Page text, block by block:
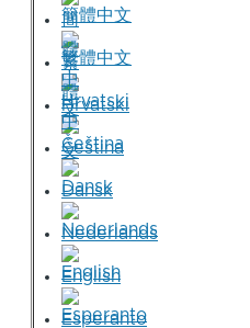
簡體中文
繁體中文
Hrvatski
Čeština
Dansk
Nederlands
English
Esperanto